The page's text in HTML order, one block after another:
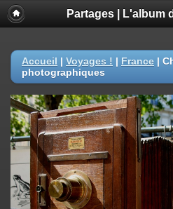
Partages | L'album
Accueil | Voyages ! | France |
photographiques